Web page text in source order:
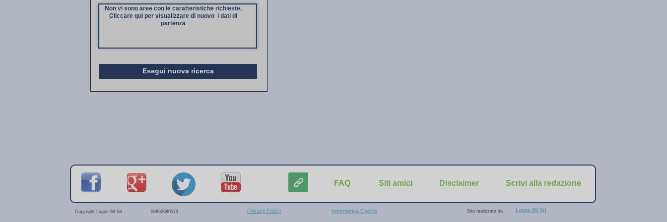
Copyright Logos 99 Srl 00892080573 Privacy Policy Informativa Cookie Sito realizzato da Logos 99 Srl
FAQ Siti amici Disclaimer Scrivi alla redazione
Non vi sono aree con le caratteristiche richieste.
Cliccare qui per visualizzare di nuovo i dati di
partenza
Esegui nuova ricerca